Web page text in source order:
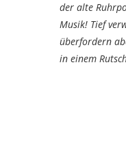
der alte
Musik! Tief
überfordern
in einem